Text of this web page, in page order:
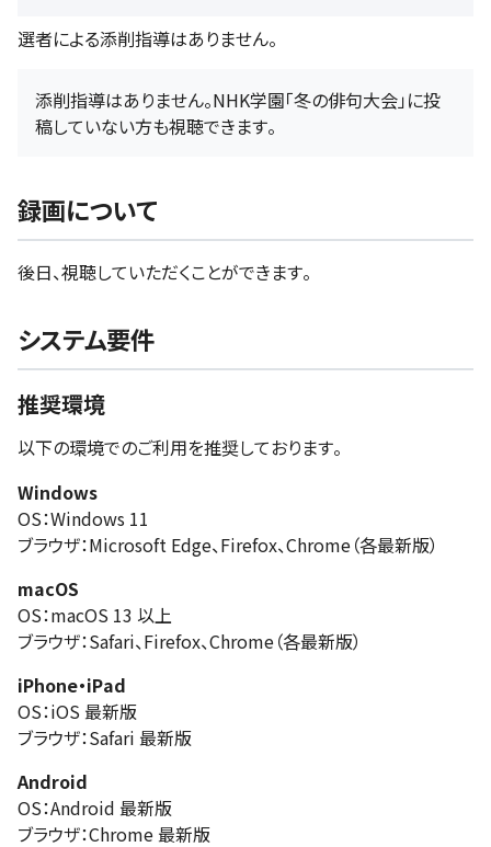
選者による添削指導はありません。
添削指導はありません。NHK学園「冬の俳句大会」に投
稿していない方も視聴できます。
録画について
後日、視聴していただくことができます。
システム要件
推奨環境
以下の環境でのご利用を推奨しております。
Windows
OS：Windows 11
ブラウザ：Microsoft Edge、Firefox、Chrome（各最新版）
macOS
OS：macOS 13 以上
ブラウザ：Safari、Firefox、Chrome（各最新版）
iPhone・iPad
OS：iOS 最新版
ブラウザ：Safari 最新版
Android
OS：Android 最新版
ブラウザ：Chrome 最新版